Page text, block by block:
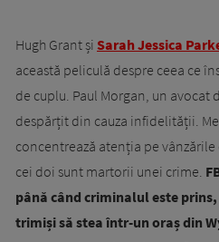
Hugh Grant și Sarah Jessica
această peliculă despre ceea ce
de cuplu. Paul Morgan, un avocat
despărțit din cauza infidelității.
concentrează atenția pe
cei doi sunt martorii unei crime.
până când criminalul este
trimiși să stea într-un oraș din